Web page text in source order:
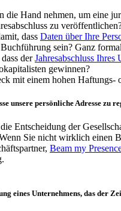
die Hand nehmen, um eine
zu
dass Daten über Ihre
sein? Ganz
derJahresabschluss
gewinnen?
mit einem hohen Haftungs-
unserepersönliche Adresse zu
Entscheidung der
Sie nicht wirklich einen
Beam my
eines Unternehmens, das der